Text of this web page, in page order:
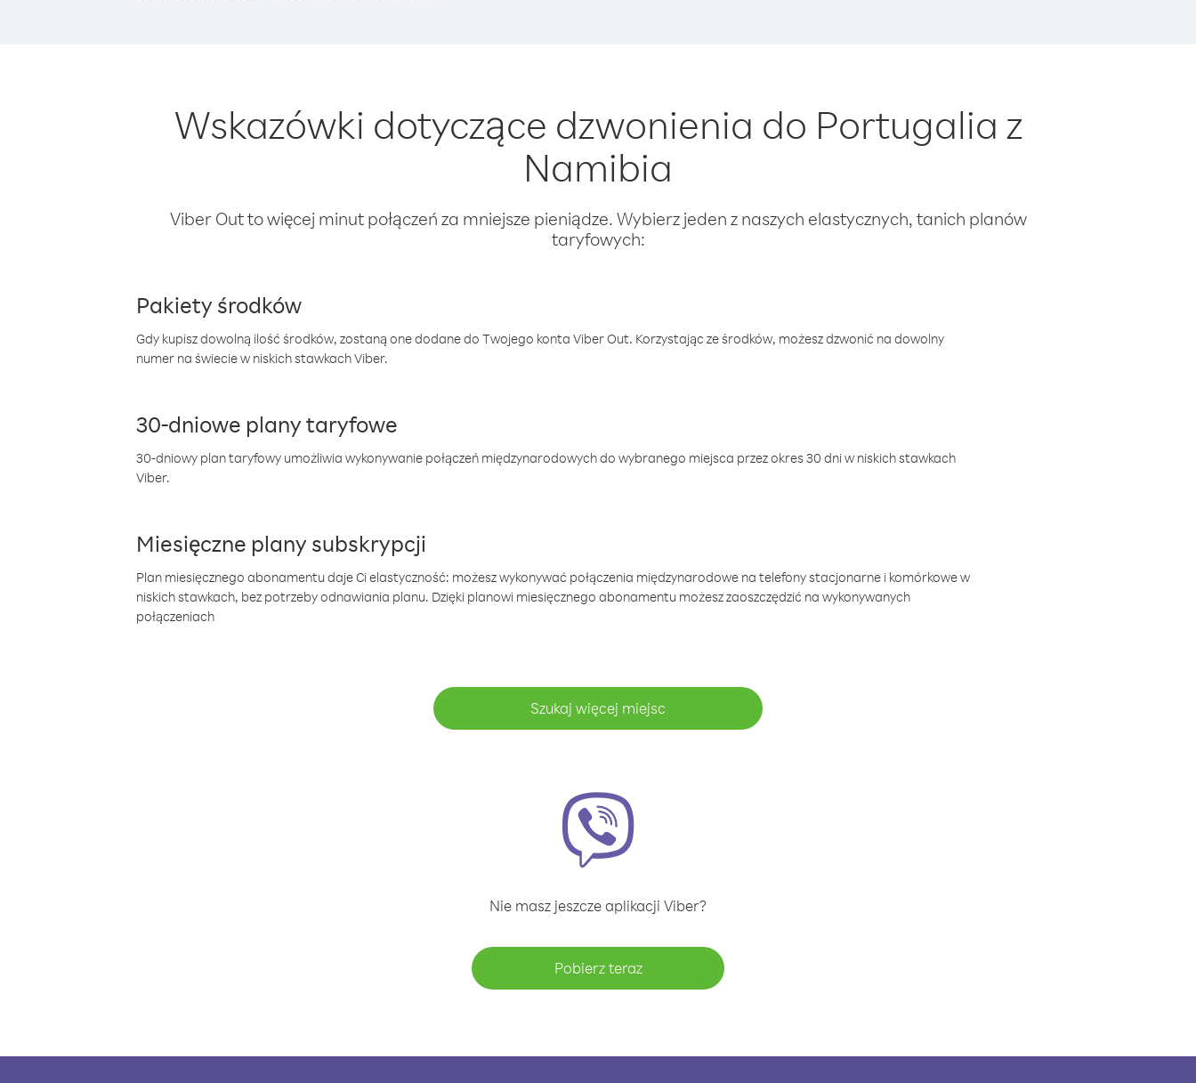
Wskazówki dotyczące dzwonienia do Portugalia z
Namibia
Viber Out to więcej minut połączeń za mniejsze pieniądze. Wybierz jeden z naszych elastycznych, tanich planów
taryfowych:
Pakiety środków
Gdy kupisz dowolną ilość środków, zostaną one dodane do Twojego konta Viber Out. Korzystając ze środków, możesz dzwonić na dowolny
numer na świecie w niskich stawkach Viber.
30-dniowe plany taryfowe
30-dniowy plan taryfowy umożliwia wykonywanie połączeń międzynarodowych do wybranego miejsca przez okres 30 dni w niskich stawkach
Viber.
Miesięczne plany subskrypcji
Plan miesięcznego abonamentu daje Ci elastyczność: możesz wykonywać połączenia międzynarodowe na telefony stacjonarne i komórkowe w
niskich stawkach, bez potrzeby odnawiania planu. Dzięki planowi miesięcznego abonamentu możesz zaoszczędzić na wykonywanych
połączeniach
Szukaj więcej miejsc
Nie masz jeszcze aplikacji Viber?
Pobierz teraz